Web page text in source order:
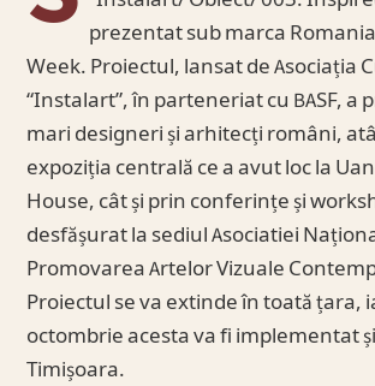
prezentat sub marca
Week. Proiectul, lansat de Asociația
“Instalart”, în parteneriat cu BASF, a
mari designeri și arhitecți români,
expoziția centrală ce a avut loc la
House, cât și prin conferințe și
desfășurat la sediul Asociatiei
Promovarea Artelor Vizuale
Proiectul se va extinde în toată țara,
octombrie acesta va fi implementat
Timișoara.